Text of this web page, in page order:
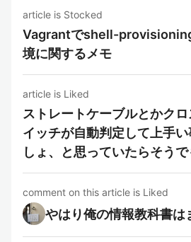
article is Stocked
Vagrantでshell-
境に関するメモ
article is Liked
ストレートケーブルとかク
イッチが自動判定して上手
しょ、と思っていたらそう
comment on this article is Liked
やはり俺の情報教科書は